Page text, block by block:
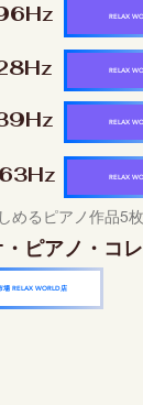
RELAX
RELAX
RELAX
RELAX
めるピアノ作品5
ピアノ・コ
場 RELAX WORLD店